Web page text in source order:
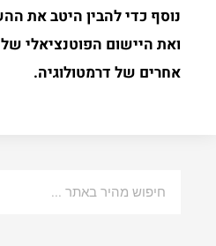
נוסף כדי להבין היטב את
ואת היישום הפוטנציאלי של
אחרים של דרמטולוגיה.